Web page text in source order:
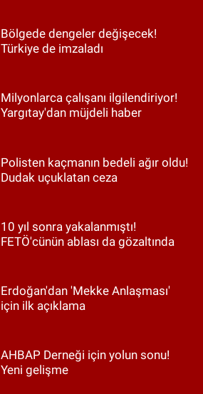
Bölgede dengeler değişecek!
Türkiye de imzaladı
Milyonlarca çalışanı ilgilendiriyor!
Yargıtay'dan müjdeli haber
Polisten kaçmanın bedeli ağır oldu!
Dudak uçuklatan ceza
10 yıl sonra yakalanmıştı!
FETÖ'cünün ablası da gözaltında
Erdoğan'dan 'Mekke Anlaşması'
için ilk açıklama
AHBAP Derneği için yolun sonu!
Yeni gelişme